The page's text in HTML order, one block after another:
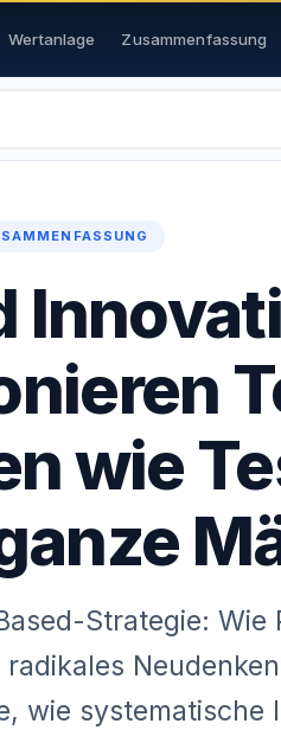
Wertanlage Zusammenfassung
wie
Strategie: Wie
wie systematische